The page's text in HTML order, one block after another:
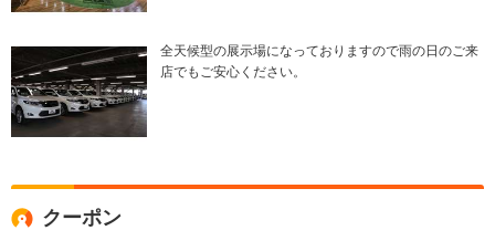
全天候型の展示場になっておりますので雨の日のご来
店でもご安心ください。
クーポン